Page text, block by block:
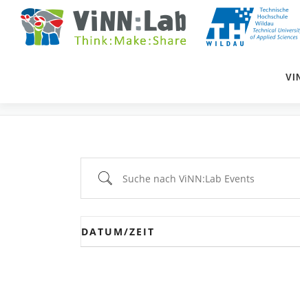
Inhalt
springen
Suche nach ViNN:Lab Events
DATUM/ZEIT